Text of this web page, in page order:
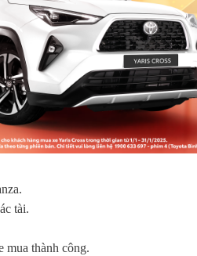
tài.
mua thành công.